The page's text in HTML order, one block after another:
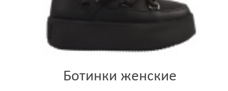
Ботинки женские